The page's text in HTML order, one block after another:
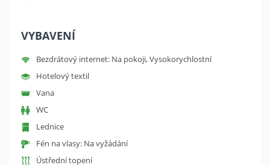
VYBAVENÍ
Bezdrátový internet: Na pokoji, Vysokorychlostní
Hotelový textil
Vana
WC
Lednice
Fén na vlasy: Na vyžádání
Ústřední topení